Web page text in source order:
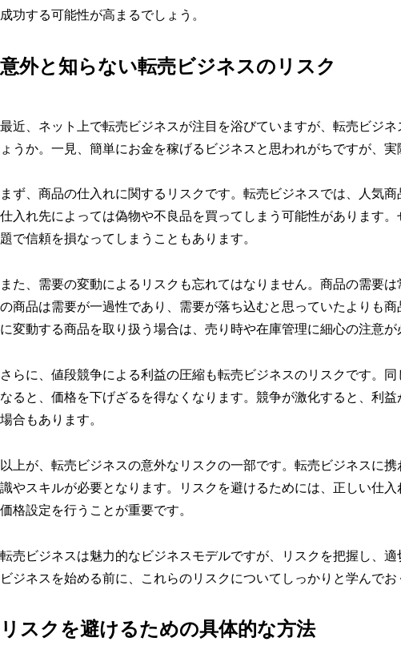
成功する可能性が高まるでしょう。
意外と知らない転売ビジネスのリスク
最近、ネット上で転売ビジネスが注目を浴びていますが、転売ビジ
ょうか。一見、簡単にお金を稼げるビジネスと思われがちですが、実
まず、商品の仕入れに関するリスクです。転売ビジネスでは、人気
仕入れ先によっては偽物や不良品を買ってしまう可能性があります
題で信頼を損なってしまうこともあります。
また、需要の変動によるリスクも忘れてはなりません。商品の需要
の商品は需要が一過性であり、需要が落ち込むと思っていたよりも
に変動する商品を取り扱う場合は、売り時や在庫管理に細心の注意が
さらに、値段競争による利益の圧縮も転売ビジネスのリスクです。
なると、価格を下げざるを得なくなります。競争が激化すると、利
場合もあります。
以上が、転売ビジネスの意外なリスクの一部です。転売ビジネスに
識やスキルが必要となります。リスクを避けるためには、正しい仕
価格設定を行うことが重要です。
転売ビジネスは魅力的なビジネスモデルですが、リスクを把握し、
ビジネスを始める前に、これらのリスクについてしっかりと学んでお
リスクを避けるための具体的な方法